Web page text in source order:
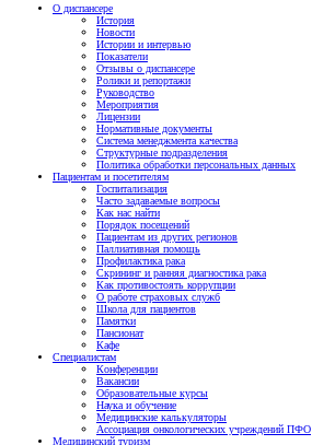
О диспансере
История
Новости
Истории и интервью
Показатели
Отзывы о диспансере
Ролики и репортажи
Руководство
Мероприятия
Лицензии
Нормативные документы
Система менеджмента качества
Структурные подразделения
Политика обработки персональных данных
Пациентам и посетителям
Госпитализация
Часто задаваемые вопросы
Как нас найти
Порядок посещений
Пациентам из других регионов
Паллиативная помощь
Профилактика рака
Скрининг и ранняя диагностика рака
Как противостоять коррупции
О работе страховых служб
Школа для пациентов
Памятки
Пансионат
Кафе
Специалистам
Конференции
Вакансии
Образовательные курсы
Наука и обучение
Медицинские калькуляторы
Ассоциация oнкологических учреждений ПФО
Медицинский туризм